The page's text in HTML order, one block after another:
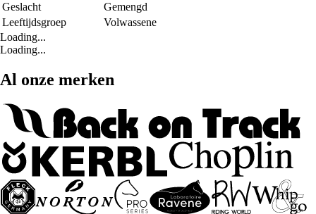
Geslacht
Gemengd
Leeftijdsgroep
Volwassene
Loading...
Loading...
Al onze merken